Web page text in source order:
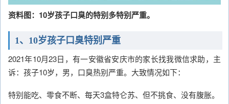
资料图：10岁孩子口臭的特别多特别严重。
1、10岁孩子口臭特别严重
2021年10月23日，有一安徽省安庆市的家长找我微信求助，主
诉：孩子10岁，男，口臭热别严重。大致情况如下：
特别能吃、零食不断、每天3盒特仑苏、但不挑食、没有腹胀。